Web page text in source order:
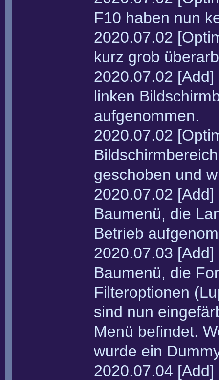
F10 haben nun
2020.07.02
kurz grob
2020.07.02
linken
aufgenommen.
2020.07.02
geschoben und
2020.07.02
Baumenü, die
Betrieb
2020.07.03
Baumenü, die
Filteroptionen
sind nun
Menü befindet.
wurde ein
2020.07.04